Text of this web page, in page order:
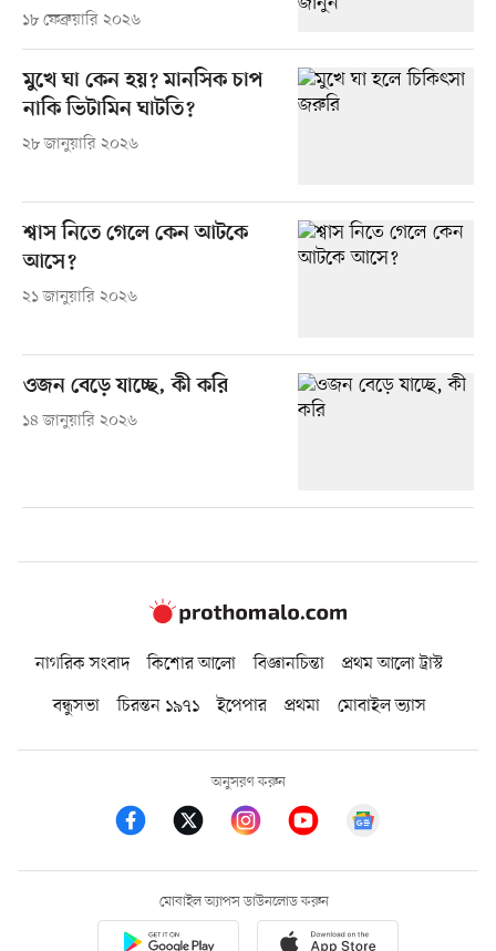
১৮ ফেব্রুয়ারি ২০২৬
মুখে ঘা কেন হয়? মানসিক চাপ
নাকি ভিটামিন ঘাটতি?
২৮ জানুয়ারি ২০২৬
শ্বাস নিতে গেলে কেন আটকে
আসে?
২১ জানুয়ারি ২০২৬
ওজন বেড়ে যাচ্ছে, কী করি
১৪ জানুয়ারি ২০২৬
নাগরিক সংবাদ কিশোর আলো বিজ্ঞানচিন্তা
প্রথম আলো ট্রাস্ট
বন্ধুসভা
চিরন্তন ১৯৭১ ইপেপার প্রথমা মোবাইল ভ্যাস
অনুসরণ করুন
মোবাইল অ্যাপস ডাউনলোড করুন